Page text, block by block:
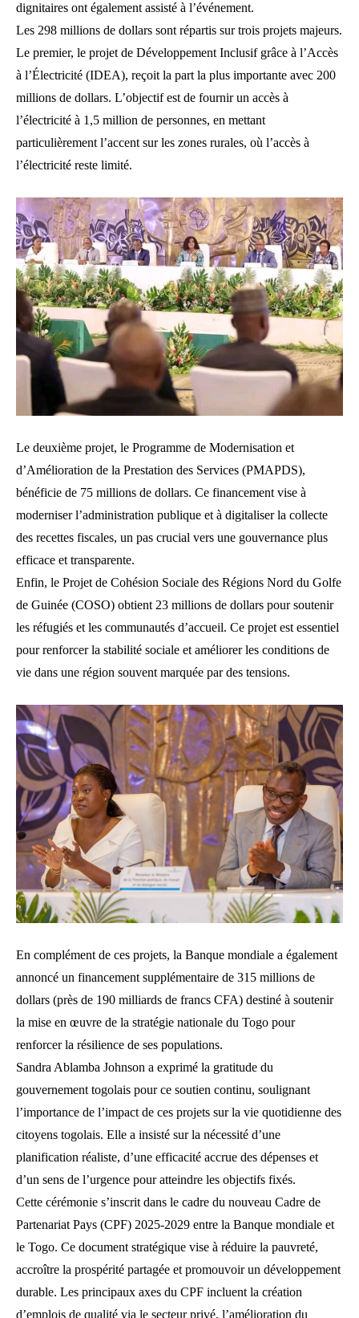
dignitaires ont également assisté à l’événement.
Les 298 millions de dollars sont répartis sur trois projets majeurs.
Le premier, le projet de Développement Inclusif grâce à l’Accès
à l’Électricité (IDEA), reçoit la part la plus importante avec 200
millions de dollars. L’objectif est de fournir un accès à
l’électricité à 1,5 million de personnes, en mettant
particulièrement l’accent sur les zones rurales, où l’accès à
l’électricité reste limité.
Le deuxième projet, le Programme de Modernisation et
d’Amélioration de la Prestation des Services (PMAPDS),
bénéficie de 75 millions de dollars. Ce financement vise à
moderniser l’administration publique et à digitaliser la collecte
des recettes fiscales, un pas crucial vers une gouvernance plus
efficace et transparente.
Enfin, le Projet de Cohésion Sociale des Régions Nord du Golfe
de Guinée (COSO) obtient 23 millions de dollars pour soutenir
les réfugiés et les communautés d’accueil. Ce projet est essentiel
pour renforcer la stabilité sociale et améliorer les conditions de
vie dans une région souvent marquée par des tensions.
En complément de ces projets, la Banque mondiale a également
annoncé un financement supplémentaire de 315 millions de
dollars (près de 190 milliards de francs CFA) destiné à soutenir
la mise en œuvre de la stratégie nationale du Togo pour
renforcer la résilience de ses populations.
Sandra Ablamba Johnson a exprimé la gratitude du
gouvernement togolais pour ce soutien continu, soulignant
l’importance de l’impact de ces projets sur la vie quotidienne des
citoyens togolais. Elle a insisté sur la nécessité d’une
planification réaliste, d’une efficacité accrue des dépenses et
d’un sens de l’urgence pour atteindre les objectifs fixés.
Cette cérémonie s’inscrit dans le cadre du nouveau Cadre de
Partenariat Pays (CPF) 2025-2029 entre la Banque mondiale et
le Togo. Ce document stratégique vise à réduire la pauvreté,
accroître la prospérité partagée et promouvoir un développement
durable. Les principaux axes du CPF incluent la création
d’emplois de qualité via le secteur privé, l’amélioration du